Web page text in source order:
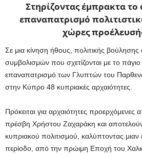
Στηρίζοντας έμπρακτα το
επαναπατρισμό
χώρες
Σε μια κίνηση ήθους, πολιτικής
συμβολισμών που σχετίζονται με το πάγιο
επαναπατρισμό των Γλυπτών του
στην Κύπρο 48 κυπριακές αρχαιότητες.
Πρόκειται για αρχαιότητες
πρέσβη Χρήστου Ζαχαράκη και αποτελούν
κυπριακού πολιτισμού, καλύπτοντας μιαν
περίοδο, από την πρώιμη Εποχή του